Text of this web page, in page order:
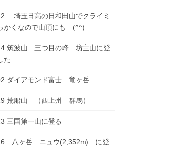
埼玉日高の日和田山でクライミ
かくなので山頂にも (^^)
筑波山 三つ目の峰 坊主山に登
た
ダイアモンド富士 竜ヶ岳
荒船山 （西上州 群馬）
三国第一山に登る
八ヶ岳 ニュウ(2,352m) に登